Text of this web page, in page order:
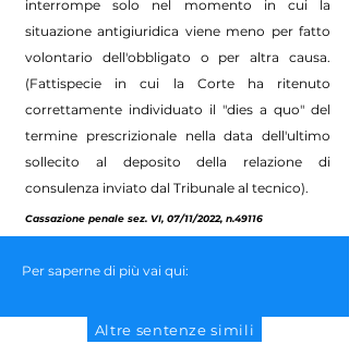
interrompe solo nel momento in cui la
situazione antigiuridica viene meno per fatto
volontario dell'obbligato o per altra causa.
(Fattispecie in cui la Corte ha ritenuto
correttamente individuato il "dies a quo" del
termine prescrizionale nella data dell'ultimo
sollecito al deposito della relazione di
consulenza inviato dal Tribunale al tecnico).
Cassazione penale sez. VI, 07/11/2022, n.49116
Per saperne di più vai qui:
Altre sentenze simili